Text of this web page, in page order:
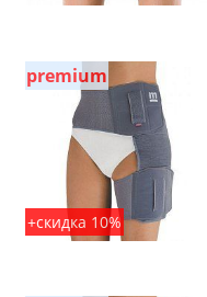
premium
+скидка 10%